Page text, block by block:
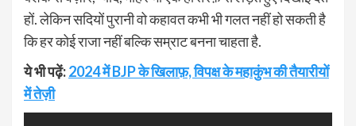
हों. लेकिन सदियों पुरानी वो कहावत कभी भी गलत नहीं हो सकती है
कि हर कोई राजा नहीं बल्कि सम्राट बनना चाहता है.
ये भी पढ़ें:2024 में BJP के खिलाफ़, विपक्ष के महाकुंभ की तैयारीयों
में तेज़ी